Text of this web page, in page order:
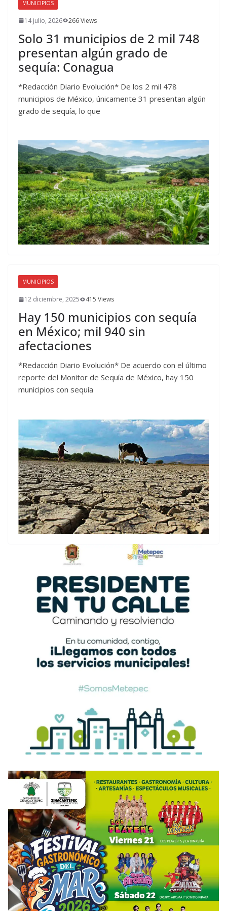
MUNICIPIOS
14 julio, 2026 266 Views
Solo 31 municipios de 2 mil 748
presentan algún grado de
sequía: Conagua
*Redacción Diario Evolución* De los 2 mil 478
municipios de México, únicamente 31 presentan algún
grado de sequía, lo que
MUNICIPIOS
12 diciembre, 2025 415 Views
Hay 150 municipios con sequía
en México; mil 940 sin
afectaciones
*Redacción Diario Evolución* De acuerdo con el último
reporte del Monitor de Sequía de México, hay 150
municipios con sequía